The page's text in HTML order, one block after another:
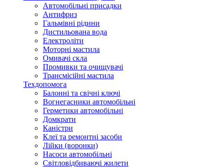
Автомобільні присадки
Антифриз
Гальмівні рідини
Дистильована вода
Електроліти
Моторні мастила
Омивачі скла
Промивки та очищувачі
Трансмісійні мастила
Техдопомога
Балонні та свічні ключі
Вогнегасники автомобільні
Герметики автомобільні
Домкрати
Каністри
Клеї та ремонтні засоби
Лійки (воронки)
Насоси автомобільні
Світловідбиваючі жилети